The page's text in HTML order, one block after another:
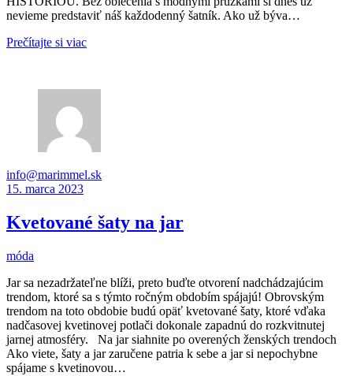
nevieme predstaviť náš každodenný šatník. Ako už býva…
Prečítajte si viac
info@marimmel.sk
15. marca 2023
Kvetované šaty na jar
móda
Jar sa nezadržateľne blíži, preto buďte otvorení nadchádzajúcim
trendom, ktoré sa s týmto ročným obdobím spájajú! Obrovským
trendom na toto obdobie budú opäť kvetované šaty, ktoré vďaka
nadčasovej kvetinovej potlači dokonale zapadnú do rozkvitnutej
jarnej atmosféry. Na jar siahnite po overených ženských trendoch
Ako viete, šaty a jar zaručene patria k sebe a jar si nepochybne
spájame s kvetinovou…